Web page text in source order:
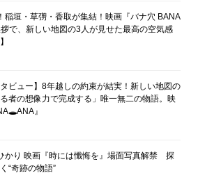
稲垣・草彅・香取が集結！映画『バナ穴 BANA
で、新しい地図の3人が見せた最高の空気感
タビュー】8年越しの約束が結実！新しい地図の
者の想像力で完成する」唯一無二の物語。映
』
かり 映画『時には懺悔を』場面写真解禁 探
“奇跡の物語”